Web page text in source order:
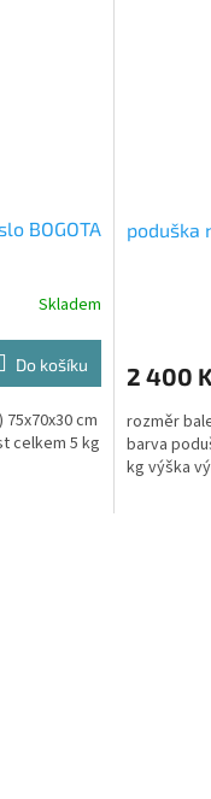
BOGOTA
Skladem
Do košíku
cm
celkem 5 kg
poduška
2 400
rozměr
barva
kg výška